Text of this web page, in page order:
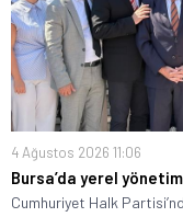
4 Ağustos 2026 11:06
Bursa’da yerel
Cumhuriyet Halk